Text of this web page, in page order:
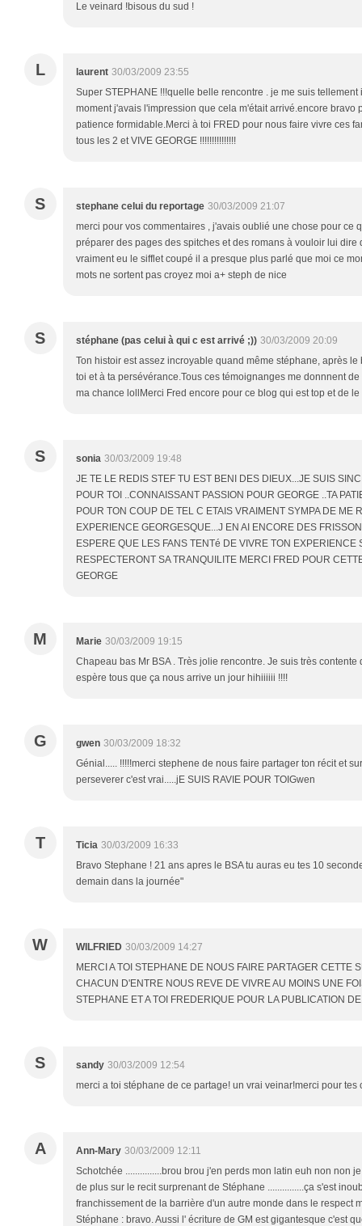
Le veinard !bisous du sud !
L laurent 30/03/2009 23:55
Super STEPHANE !!!quelle belle rencontre . je me suis
moment j'avais l'impression que cela m'était arrivé.encore bravo
patience formidable.Merci à toi FRED pour nous faire vivre ces
tous les 2 et VIVE GEORGE !!!!!!!!!!!!!!!
S stephane celui du reportage 30/03/2009 21:07
merci pour vos commentaires , j'avais oublié une chose pour ce
préparer des pages des spitches et des romans à vouloir lui dire
vraiment eu le sifflet coupé il a presque plus parlé que moi ce
mots ne sortent pas croyez moi a+ steph de nice
S stéphane (pas celui à qui c est arrivé ;)) 30/03/2009 20:09
Ton histoir est assez incroyable quand même stéphane, après
toi et à ta persévérance.Tous ces témoignanges me donnnent
ma chance lollMerci Fred encore pour ce blog qui est top et de
S sonia 30/03/2009 19:48
JE TE LE REDIS STEF TU EST BENI DES DIEUX...JE SUIS
POUR TOI ..CONNAISSANT PASSION POUR GEORGE ..TA
POUR TON COUP DE TEL C ETAIS VRAIMENT SYMPA DE ME
EXPERIENCE GEORGESQUE...J EN AI ENCORE DES
ESPERE QUE LES FANS TENTé DE VIVRE TON EXPERIENCE
RESPECTERONT SA TRANQUILITE MERCI FRED POUR
GEORGE
M Marie 30/03/2009 19:15
Chapeau bas Mr BSA . Très jolie rencontre. Je suis très
espère tous que ça nous arrive un jour hihiiiiii !!!!
G gwen 30/03/2009 18:32
Génial..... !!!!!merci stephene de nous faire partager ton récit et
perseverer c'est vrai.....jE SUIS RAVIE POUR TOIGwen
T Ticia 30/03/2009 16:33
Bravo Stephane ! 21 ans apres le BSA tu auras eu tes 10
demain dans la journée"
W WILFRIED 30/03/2009 14:27
MERCI A TOI STEPHANE DE NOUS FAIRE PARTAGER CETTE
CHACUN D'ENTRE NOUS REVE DE VIVRE AU MOINS UNE
STEPHANE ET A TOI FREDERIQUE POUR LA PUBLICATION
S sandy 30/03/2009 12:54
merci a toi stéphane de ce partage! un vrai veinar!merci pour tes
A Ann-Mary 30/03/2009 12:11
Schotchée ...............brou brou j'en perds mon latin euh non non
de plus sur le recit surprenant de Stéphane ...............ça s'est
franchissement de la barrière d'un autre monde dans le respect
Stéphane : bravo. Aussi l' écriture de GM est gigantesque c'est